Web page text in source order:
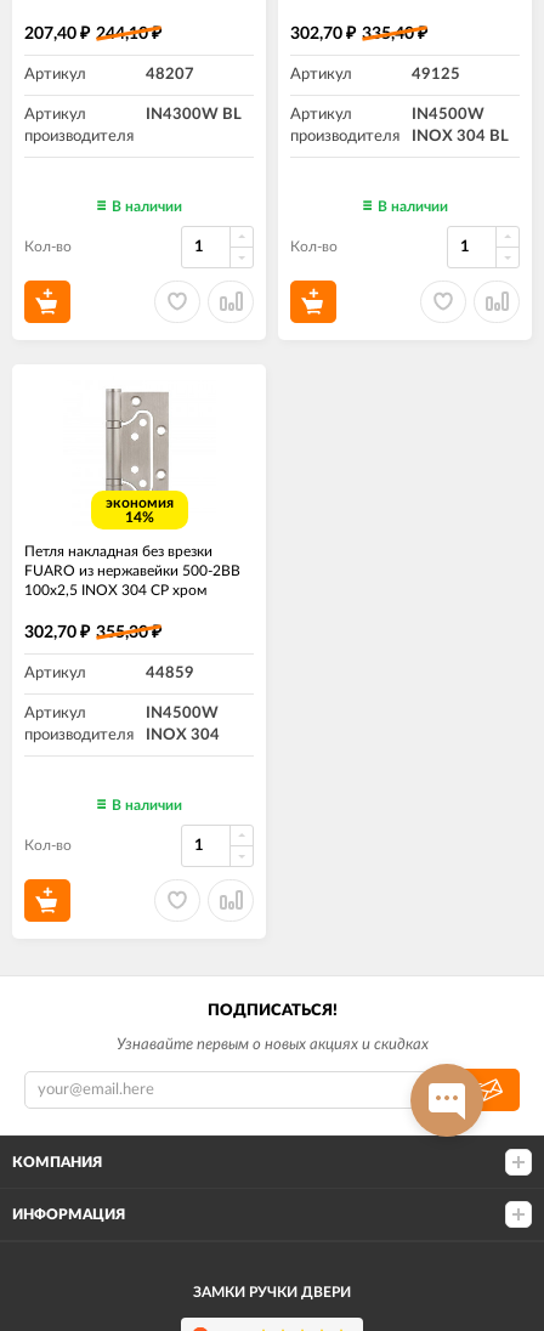
207,40 ₽ 244,10₽
Артикул 48207
Артикул
производителя
IN4300W BL
В наличии
Кол-во
302,70 ₽ 335,40₽
Артикул 49125
Артикул
производителя
IN4500W
INOX 304 BL
В наличии
Кол-во
экономия
14%
Петля накладная без врезки
FUARO из нержавейки 500-2BB
100x2,5 INOX 304 CP хром
302,70 ₽ 355,30₽
Артикул 44859
Артикул
производителя
IN4500W
INOX 304
В наличии
Кол-во
ПОДПИСАТЬСЯ!
Узнавайте первым о новых акциях и скидках
КОМПАНИЯ
ИНФОРМАЦИЯ
ЗАМКИ РУЧКИ ДВЕРИ